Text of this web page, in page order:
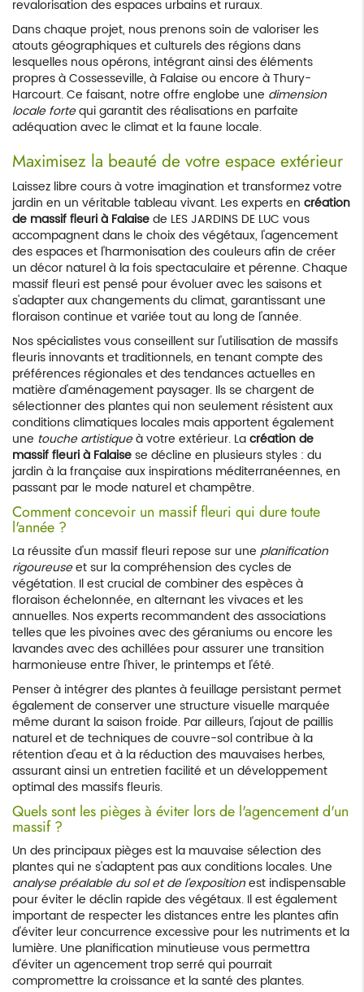
revalorisation des espaces urbains et ruraux.
Dans chaque projet, nous prenons soin de valoriser les
atouts géographiques et culturels des régions dans
lesquelles nous opérons, intégrant ainsi des éléments
propres à Cossesseville, à Falaise ou encore à Thury-
Harcourt. Ce faisant, notre offre englobe une dimension
locale fortequi garantit des réalisations en parfaite
adéquation avec le climat et la faune locale.
Maximisez la beauté de votre espace extérieur
Laissez libre cours à votre imagination et transformez votre
jardin en un véritable tableau vivant. Les experts en création
de massif fleuri à Falaisede LES JARDINS DE LUC vous
accompagnent dans le choix des végétaux, l'agencement
des espaces et l'harmonisation des couleurs afin de créer
un décor naturel à la fois spectaculaire et pérenne. Chaque
massif fleuri est pensé pour évoluer avec les saisons et
s'adapter aux changements du climat, garantissant une
floraison continue et variée tout au long de l'année.
Nos spécialistes vous conseillent sur l'utilisation de massifs
fleuris innovants et traditionnels, en tenant compte des
préférences régionales et des tendances actuelles en
matière d'aménagement paysager. Ils se chargent de
sélectionner des plantes qui non seulement résistent aux
conditions climatiques locales mais apportent également
une touche artistiqueà votre extérieur. Lacréation de
massif fleuri à Falaisese décline en plusieurs styles : du
jardin à la française aux inspirations méditerranéennes, en
passant par le mode naturel et champêtre.
Comment concevoir un massif fleuri qui dure toute
l'année ?
La réussite d'un massif fleuri repose sur une planification
rigoureuseet sur la compréhension des cycles de
végétation. Il est crucial de combiner des espèces à
floraison échelonnée, en alternant les vivaces et les
annuelles. Nos experts recommandent des associations
telles que les pivoines avec des géraniums ou encore les
lavandes avec des achillées pour assurer une transition
harmonieuse entre l'hiver, le printemps et l'été.
Penser à intégrer des plantes à feuillage persistant permet
également de conserver une structure visuelle marquée
même durant la saison froide. Par ailleurs, l'ajout de paillis
naturel et de techniques de couvre-sol contribue à la
rétention d'eau et à la réduction des mauvaises herbes,
assurant ainsi un entretien facilité et un développement
optimal des massifs fleuris.
Quels sont les pièges à éviter lors de l'agencement d'un
massif ?
Un des principaux pièges est la mauvaise sélection des
plantes qui ne s'adaptent pas aux conditions locales. Une
analyse préalable du sol et de l'expositionest indispensable
pour éviter le déclin rapide des végétaux. Il est également
important de respecter les distances entre les plantes afin
d'éviter leur concurrence excessive pour les nutriments et la
lumière. Une planification minutieuse vous permettra
d'éviter un agencement trop serré qui pourrait
compromettre la croissance et la santé des plantes.